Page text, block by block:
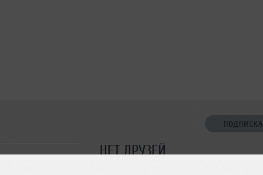
ПОДПИСКА
НЕТ ДРУЗЕЙ